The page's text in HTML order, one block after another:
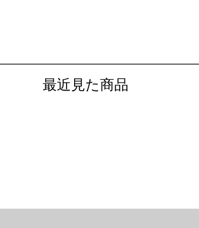
最近見た商品